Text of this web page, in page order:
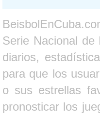
Serie Nacional
diarios,
para que los
o sus estrellas
pronosticar los